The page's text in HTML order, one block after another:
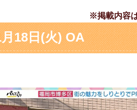
※掲載内容
18日(火) OA